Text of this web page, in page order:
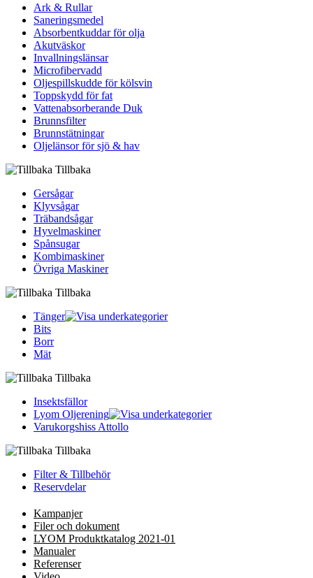
Ark & Rullar
Saneringsmedel
Absorbentkuddar för olja
Akutväskor
Invallningslänsar
Microfibervadd
Oljespillskudde för kölsvin
Toppskydd för fat
Vattenabsorberande Duk
Brunnsfilter
Brunnstätningar
Oljelänsor för sjö & hav
Tillbaka
Gersågar
Klyvsågar
Träbandsågar
Hyvelmaskiner
Spånsugar
Kombimaskiner
Övriga Maskiner
Tillbaka
Tänger
Bits
Borr
Mät
Tillbaka
Insektsfällor
Lyom Oljerening
Varukorgshiss Attollo
Tillbaka
Filter & Tillbehör
Reservdelar
Kampanjer
Filer och dokument
LYOM Produktkatalog 2021-01
Manualer
Referenser